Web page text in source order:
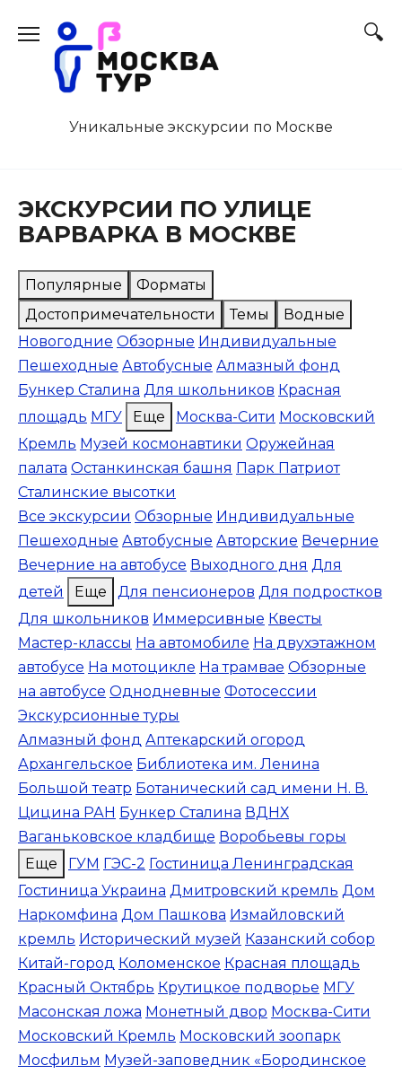
содержанию
Уникальные экскурсии по Москве
ЭКСКУРСИИ ПО УЛИЦЕ
ВАРВАРКА В МОСКВЕ
Популярные
Форматы
Достопримечательности
Темы
Водные
Новогодние Обзорные Индивидуальные
Пешеходные Автобусные Алмазный фонд
Бункер Сталина Для школьников Красная
площадь МГУ Еще Москва-Сити Московский
Кремль Музей космонавтики Оружейная
палата Останкинская башня Парк Патриот
Сталинские высотки
Все экскурсии Обзорные Индивидуальные
Пешеходные Автобусные Авторские Вечерние
Вечерние на автобусе Выходного дня Для
детей
Еще Для пенсионеров Для подростков
Для школьников Иммерсивные Квесты
Мастер-классы На автомобиле На двухэтажном
автобусе На мотоцикле На трамвае Обзорные
на автобусе Однодневные Фотосессии
Экскурсионные туры
Алмазный фонд Аптекарский огород
Архангельское Библиотека им. Ленина
Большой театр Ботанический сад имени Н. В.
Цицина РАН Бункер Сталина ВДНХ
Ваганьковское кладбище Воробьевы горы
Еще
ГУМ ГЭС-2 Гостиница Ленинградская
Гостиница Украина Дмитровский кремль Дом
Наркомфина Дом Пашкова Измайловский
кремль Исторический музей Казанский собор
Китай-город Коломенское Красная площадь
Красный Октябрь Крутицкое подворье МГУ
Масонская ложа Монетный двор Москва-Сити
Московский Кремль Московский зоопарк
Мосфильм Музей-заповедник «Бородинское